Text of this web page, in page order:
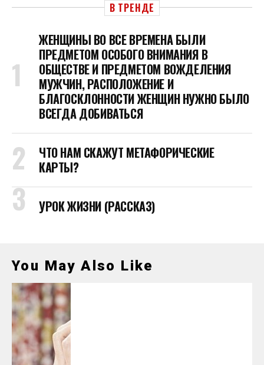
В ТРЕНДЕ
ЖЕНЩИНЫ ВО ВСЕ ВРЕМЕНА БЫЛИ
ПРЕДМЕТОМ ОСОБОГО ВНИМАНИЯ В
ОБЩЕСТВЕ И ПРЕДМЕТОМ ВОЖДЕЛЕНИЯ
МУЖЧИН, РАСПОЛОЖЕНИЕ И
БЛАГОСКЛОННОСТИ ЖЕНЩИН НУЖНО БЫЛО
ВСЕГДА ДОБИВАТЬСЯ
ЧТО НАМ СКАЖУТ МЕТАФОРИЧЕСКИЕ
КАРТЫ?
УРОК ЖИЗНИ (РАССКАЗ)
You May Also Like